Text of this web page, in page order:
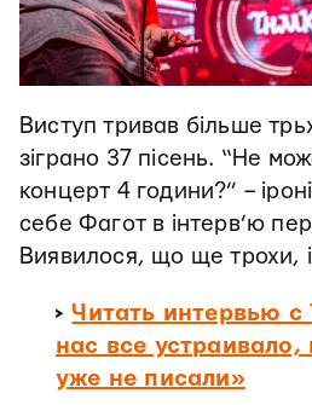
Виступ тривав більше
зіграно 37 пісень. “Не
концерт 4 години?” –
себе Фагот в інтерв’ю
Виявилося, що ще трохи,
>Читать интервью
нас все
уже не писали»